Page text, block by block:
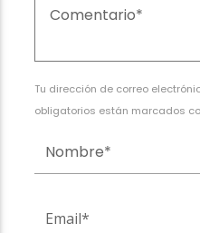
Tu dirección de correo
obligatorios están marcados